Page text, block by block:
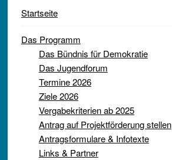
Startseite
Das Programm
Das Bündnis für Demokratie
Das Jugendforum
Termine 2026
Ziele 2026
Vergabekriterien ab 2025
Antrag auf Projektförderung stellen
Antragsformulare & Infotexte
Links & Partner